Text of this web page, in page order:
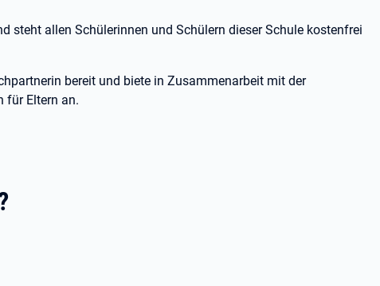
steht allen Schülerinnen und Schülern dieser Schule kostenfrei
bereit und biete in Zusammenarbeit mit der
für Eltern an.